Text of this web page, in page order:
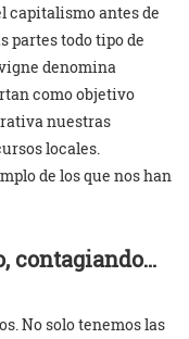
capitalismo antes de
partes todo tipo de
denomina
como objetivo
nuestras
locales.
de los que nos han
contagiando…
No solo tenemos las